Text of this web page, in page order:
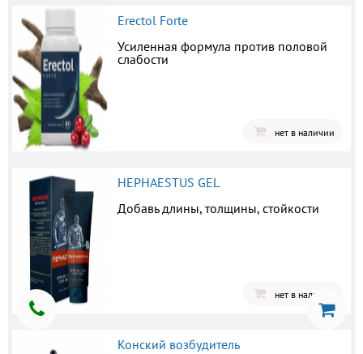
Erectol Forte
Усиленная формула против половой
слабости
нет в наличии
HEPHAESTUS GEL
Добавь длины, толщины, стойкости
нет в наличии
Конский возбудитель